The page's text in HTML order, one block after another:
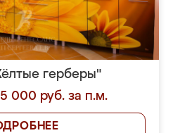
герберы"
000 руб. за п.м.